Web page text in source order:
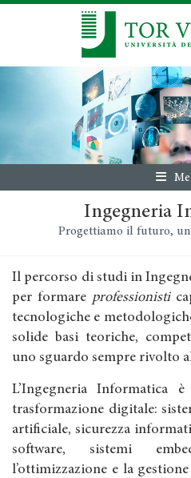
Ingegneria
Progettiamo il futuro,
Il percorso di studi in
per formare professionisti
tecnologiche e
solide basi teoriche,
uno sguardo sempre rivolto
L’Ingegneria Informatica
trasformazione digitale:
artificiale, sicurezza
software, sistemi
l’ottimizzazione e la